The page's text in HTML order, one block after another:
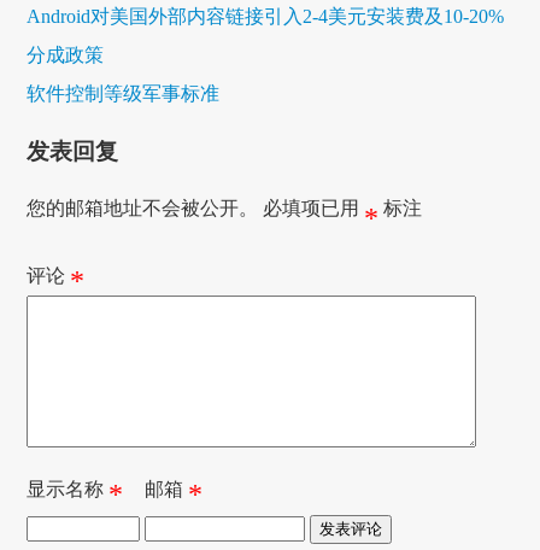
Android对美国外部内容链接引入2-4美元安装费及10-20%
分成政策
软件控制等级军事标准
发表回复
您的邮箱地址不会被公开。 必填项已用 * 标注
评论 *
显示名称 * 邮箱 *